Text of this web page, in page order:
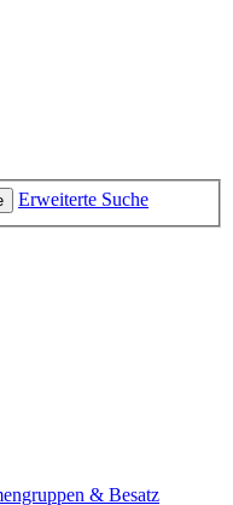
Erweiterte Suche
& Besatz